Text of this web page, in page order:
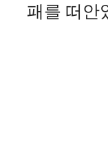
패를 떠안